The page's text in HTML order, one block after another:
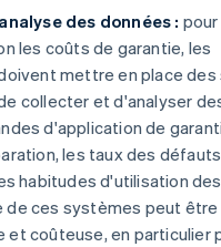
des données :
les coûts de garantie, les
mettre en place
collecter et d'analyser
d'application de
les taux des
habitudes d'utilisation
de ces systèmes peut être
et coûteuse, en particulier